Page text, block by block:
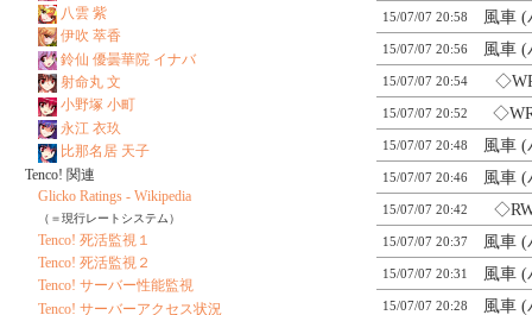
15/07/07 20:58 風車
15/07/07 20:56 風車
15/07/07 20:54
15/07/07 20:52
15/07/07 20:48 風車
15/07/07 20:46 風車
15/07/07 20:42
15/07/07 20:37 風車
15/07/07 20:31 風車
15/07/07 20:28 風車
八雲 紫
伊吹 萃香
鈴仙 優曇華院 イナバ
射命丸 文
小野塚 小町
永江 衣玖
比那名居 天子
Tenco! 関連
Glicko Ratings - Wikipedia
（＝現行レートシステム）
Tenco! 死活監視１
Tenco! 死活監視２
Tenco! サーバー性能監視
Tenco! サーバーアクセス状況